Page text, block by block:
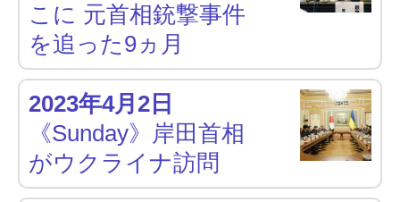
こに 元首相銃撃事件
を追った9ヵ月
2023年4月2日
《Sunday》岸田首相
がウクライナ訪問